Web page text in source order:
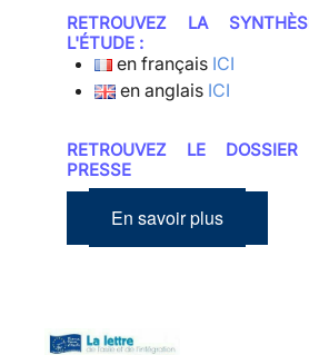
RETROUVEZ LA
L'ÉTUDE :
en français ICI
en anglais ICI
RETROUVEZ LE
PRESSE
En savoir plus